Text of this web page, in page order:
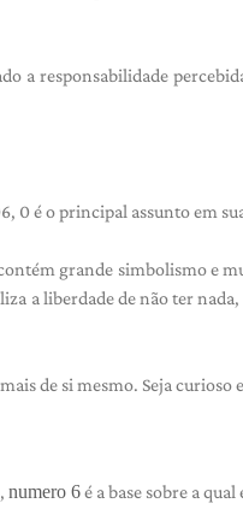
a responsabilidade
0 é o principal assunto em
grande simbolismo e
a liberdade de não ter
de si mesmo. Seja
numero 6é a base sobre a